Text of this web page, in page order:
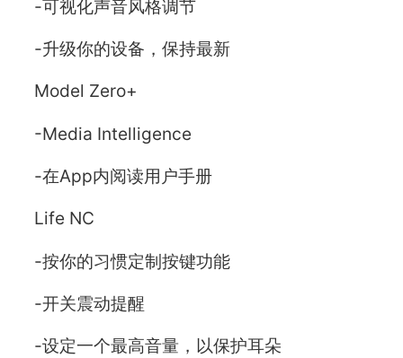
-可视化声音风格调节
-升级你的设备，保持最新
Model Zero+
-Media Intelligence
-在App内阅读用户手册
Life NC
-按你的习惯定制按键功能
-开关震动提醒
-设定一个最高音量，以保护耳朵